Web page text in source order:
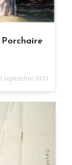
septembre 2003